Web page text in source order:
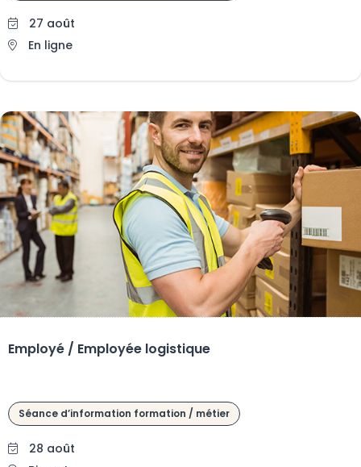
27 août
En ligne
Employé / Employée logistique
Séance d’information formation / métier
28 août